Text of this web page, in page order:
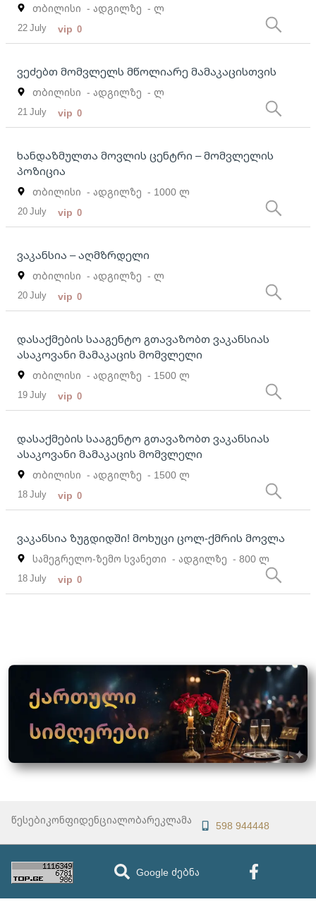
თბილისი - ადგილზე - ლ
22 July vip 0
ვეძებთ მომვლელს მწოლიარე მამაკაცისთვის
თბილისი - ადგილზე - ლ
21 July vip 0
ხანდაზმულთა მოვლის ცენტრი – მომვლელის
პოზიცია
თბილისი - ადგილზე - 1000 ლ
20 July vip 0
ვაკანსია – აღმზრდელი
თბილისი - ადგილზე - ლ
20 July vip 0
დასაქმების სააგენტო გთავაზობთ ვაკანსიას
ასაკოვანი მამაკაცის მომვლელი
თბილისი - ადგილზე - 1500 ლ
19 July vip 0
დასაქმების სააგენტო გთავაზობთ ვაკანსიას
ასაკოვანი მამაკაცის მომვლელი
თბილისი - ადგილზე - 1500 ლ
18 July vip 0
ვაკანსია ზუგდიდში! მოხუცი ცოლ-ქმრის მოვლა
სამეგრელო-ზემო სვანეთი - ადგილზე - 800 ლ
18 July vip 0
წესებიკონფიდენციალობარეკლამა 598 944448
Google ძებნა